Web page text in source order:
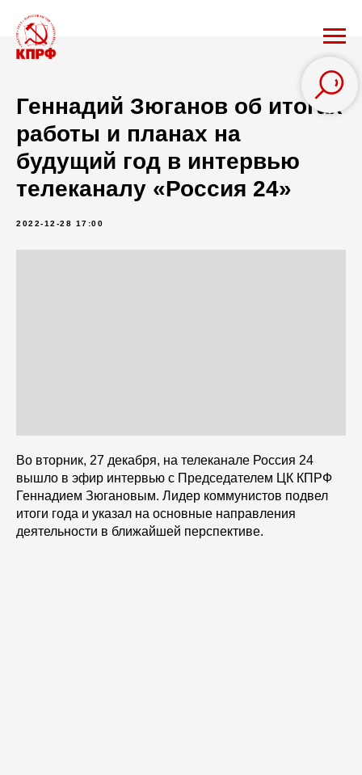
Геннадий Зюганов об итогах
работы и планах на
будущий год в интервью
телеканалу «Россия 24»
2022-12-28 17:00
Во вторник, 27 декабря, на телеканале Россия 24
вышло в эфир интервью с Председателем ЦК КПРФ
Геннадием Зюгановым. Лидер коммунистов подвел
итоги года и указал на основные направления
деятельности в ближайшей перспективе.